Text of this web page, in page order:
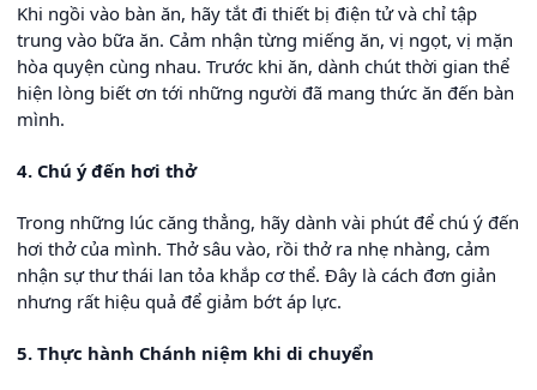
Khi ngồi vào bàn ăn, hãy tắt đi thiết bị điện tử và chỉ tập
trung vào bữa ăn. Cảm nhận từng miếng ăn, vị ngọt, vị mặn
hòa quyện cùng nhau. Trước khi ăn, dành chút thời gian thể
hiện lòng biết ơn tới những người đã mang thức ăn đến bàn
mình.
4. Chú ý đến hơi thở
Trong những lúc căng thẳng, hãy dành vài phút để chú ý đến
hơi thở của mình. Thở sâu vào, rồi thở ra nhẹ nhàng, cảm
nhận sự thư thái lan tỏa khắp cơ thể. Đây là cách đơn giản
nhưng rất hiệu quả để giảm bớt áp lực.
5. Thực hành Chánh niệm khi di chuyển